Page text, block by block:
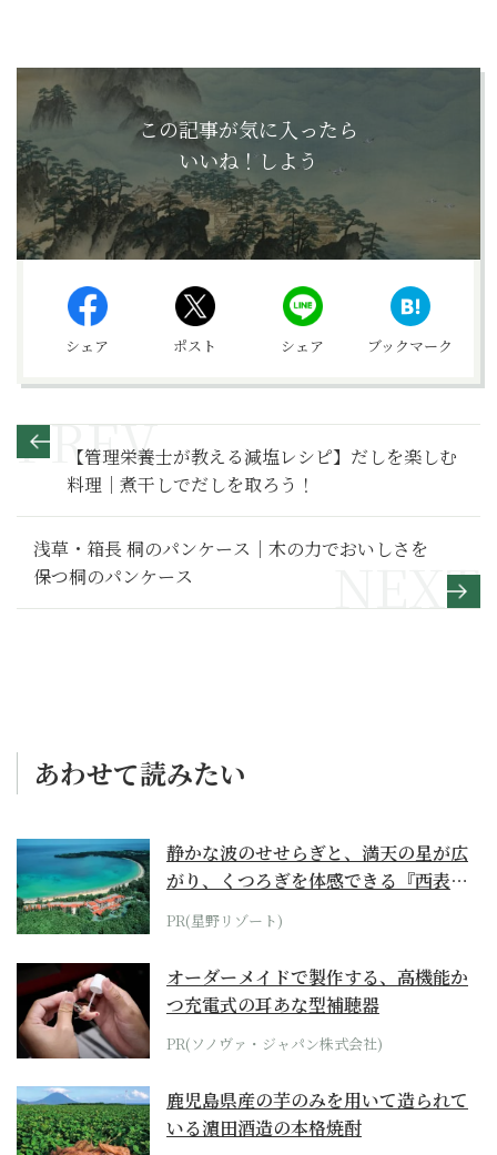
この記事が気に入ったら
いいね！しよう
シェア ポスト シェア ブックマーク
【管理栄養士が教える減塩レシピ】だしを楽しむ
料理｜煮干しでだしを取ろう！
浅草・箱長 桐のパンケース｜木の力でおいしさを
保つ桐のパンケース
あわせて読みたい
静かな波のせせらぎと、満天の星が広
がり、くつろぎを体感できる『西表島
ホテル by...
PR(星野リゾート)
オーダーメイドで製作する、高機能か
つ充電式の耳あな型補聴器
PR(ソノヴァ・ジャパン株式会社)
鹿児島県産の芋のみを用いて造られて
いる濵田酒造の本格焼酎